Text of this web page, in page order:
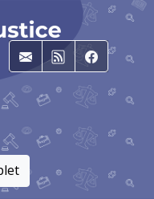
E-mailRSS